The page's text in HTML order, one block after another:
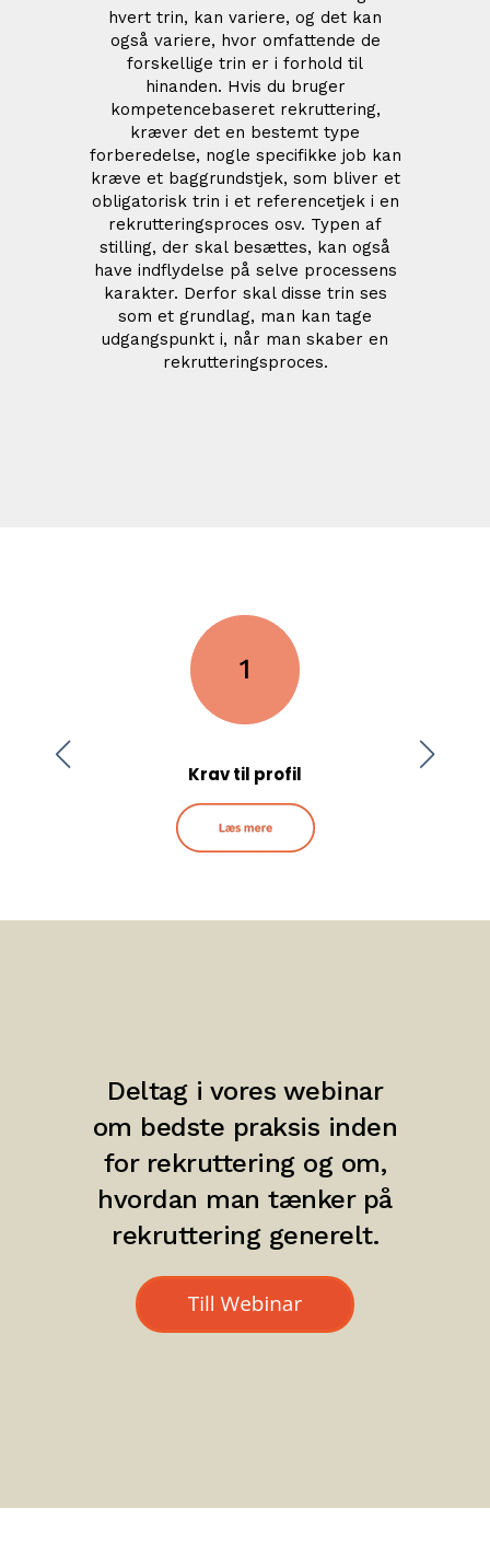
hvert trin, kan variere, og det kan
også variere, hvor omfattende de
forskellige trin er i forhold til
hinanden. Hvis du bruger
kompetencebaseret rekruttering,
kræver det en bestemt type
forberedelse, nogle specifikke job kan
kræve et baggrundstjek, som bliver et
obligatorisk trin i et referencetjek i en
rekrutteringsproces osv. Typen af
stilling, der skal besættes, kan også
have indflydelse på selve processens
karakter. Derfor skal disse trin ses
som et grundlag, man kan tage
udgangspunkt i, når man skaber en
rekrutteringsproces.
Krav til profil
Deltag i vores webinar
om bedste praksis inden
for rekruttering og om,
hvordan man tænker på
rekruttering generelt.